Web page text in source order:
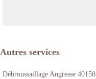
Autres services
Débroussaillage Angresse 40150